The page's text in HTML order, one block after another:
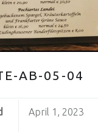
AB-05-04
April 1, 2023